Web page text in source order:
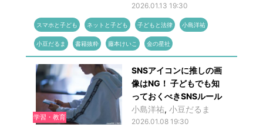
2026.01.13 19:30
スマホと子ども ネットと子ども 子どもと法律 小島洋祐
小豆だるま 書籍抜粋 藤本けいこ 金の星社
学習・教育
SNSアイコンに推しの画
像はNG！ 子どもでも知
っておくべきSNSルール
小島洋祐, 小豆だるま
2026.01.08 19:30